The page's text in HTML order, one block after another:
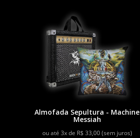
Almofada Sepultura - Machine
Messiah
ou até 3x de R$ 33,00 (sem juros)